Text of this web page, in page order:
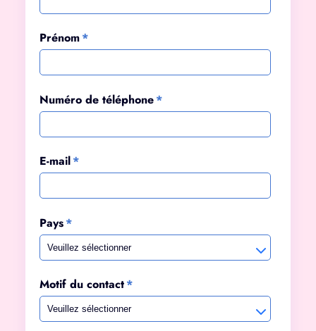
Prénom*
Numéro de téléphone*
E-mail*
Pays*
Motif du contact*